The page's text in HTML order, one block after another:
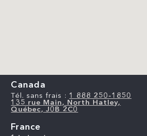
Canada
Tél. sans frais : 1 888 250-1850
135 rue Main, North Hatley,
Québec, J0B 2C0
France